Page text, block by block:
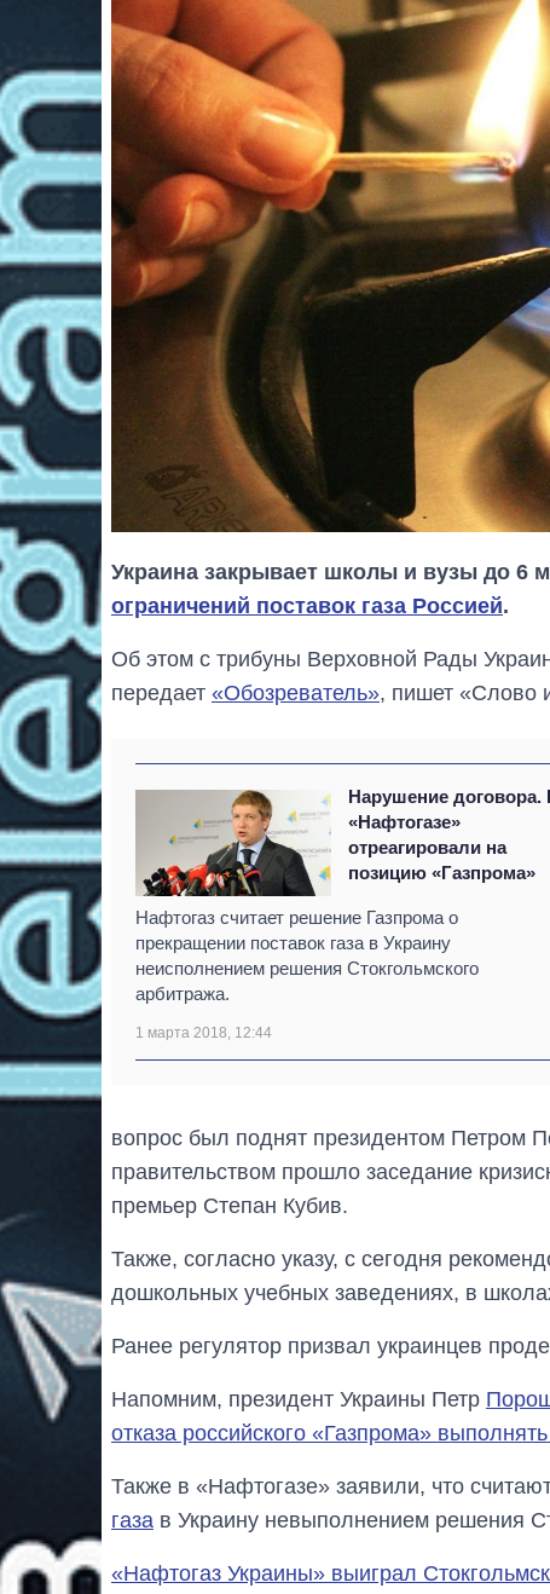
Украина закрывает школы и вузы до 6
ограничений поставок газа Россией.
Об этом с трибуны Верховной Рады
передает «Обозреватель», пишет «Слово
Нарушение договора.
«Нафтогазе»
отреагировали на
позицию «Газпрома»
Нафтогаз считает решение Газпрома о
прекращении поставок газа в Украину
неисполнением решения Стокгольмского
арбитража.
1 марта 2018, 12:44
вопрос был поднят президентом Петром
правительством прошло заседание
премьер Степан Кубив.
Также, согласно указу, с сегодня
дошкольных учебных заведениях, в
Ранее регулятор призвал украинцев
Напомним, президент Украины Петр
отказа российского «Газпрома»
Также в «Нафтогазе» заявили, что
газа в Украину невыполнением решения
«Нафтогаз Украины» выиграл